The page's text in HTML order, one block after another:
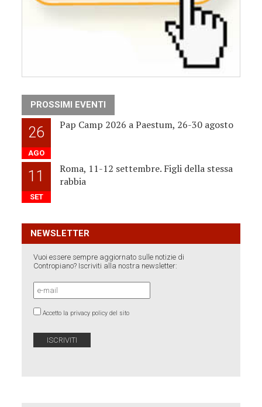
PROSSIMI EVENTI
26
AGO
Pap Camp 2026 a Paestum, 26-30 agosto
11
SET
Roma, 11-12 settembre. Figli della stessa
rabbia
NEWSLETTER
Vuoi essere sempre aggiornato sulle notizie di
Contropiano? Iscriviti alla nostra newsletter:
Accetto la privacy policy del sito